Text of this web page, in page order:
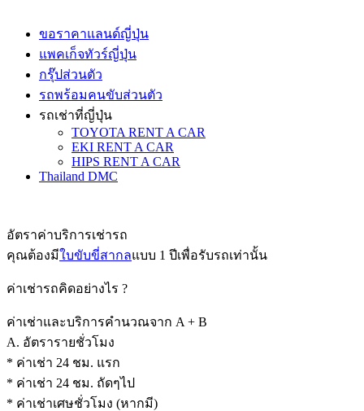
ขอราคาแลนด์ญี่ปุ่น
แพคเก็จทัวร์ญี่ปุ่น
กรุ๊ปส่วนตัว
รถพร้อมคนขับส่วนตัว
รถเช่าที่ญี่ปุ่น
TOYOTA RENT A CAR
EKI RENT A CAR
HIPS RENT A CAR
Thailand DMC
อัตราค่าบริการเช่ารถ
คุณต้องมีใบขับขี่สากลแบบ 1 ปีเพื่อรับรถเท่านั้น
ค่าเช่ารถคิดอย่างไร ?
ค่าเช่าและบริการคำนวณจาก A + B
A. อัตรารายชั่วโมง
* ค่าเช่า 24 ชม. แรก
* ค่าเช่า 24 ชม. ถัดๆไป
* ค่าเช่าเศษชั่วโมง (หากมี)